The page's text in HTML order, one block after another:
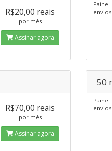
R$20,00 reais
por mês
Assinar agora
Painel
envios
R$70,00 reais
por mês
Assinar agora
50
Painel
envios